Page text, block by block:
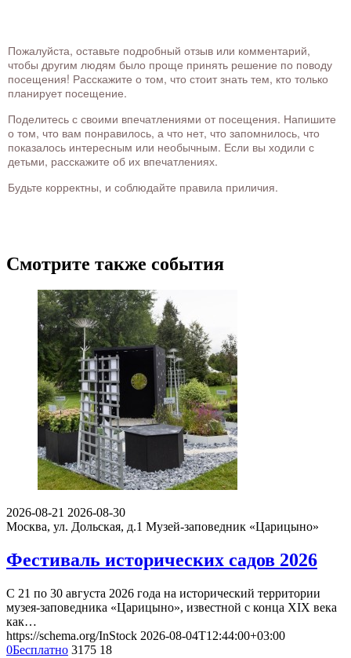
Пожалуйста, оставьте подробный отзыв или комментарий,
чтобы другим людям было проще принять решение по поводу
посещения! Расскажите о том, что стоит знать тем, кто только
планирует посещение.
Поделитесь с своими впечатлениями от посещения. Напишите
о том, что вам понравилось, а что нет, что запомнилось, что
показалось интересным или необычным. Если вы ходили с
детьми, расскажите об их впечатлениях.
Будьте корректны, и соблюдайте правила приличия.
Смотрите также события
2026-08-21 2026-08-30
Москва, ул. Дольская, д.1 Музей-заповедник «Царицыно»
Фестиваль исторических садов 2026
С 21 по 30 августа 2026 года на исторический территории
музея-заповедника «Царицыно», известной с конца XIX века
как…
https://schema.org/InStock 2026-08-04T12:44:00+03:00
0Бесплатно 3175 18